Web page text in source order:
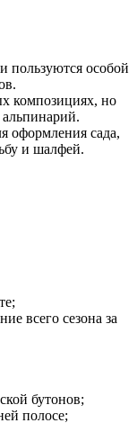
пользуются особой
композициях, но
оформления сада,
и шалфей.
всего сезона за
бутонов;
полосе;